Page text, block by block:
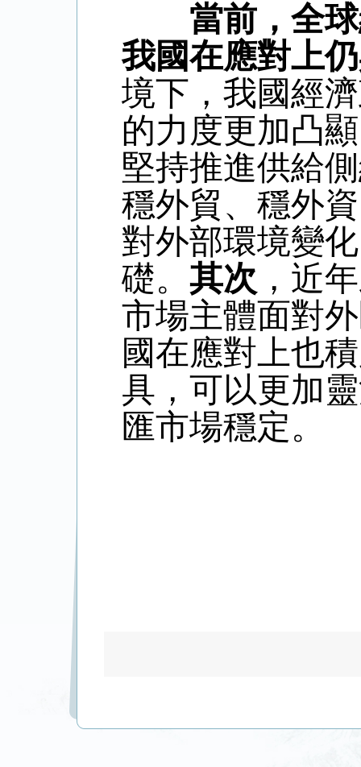
當前，全球
我國在應對上
境下，我國經
的力度更加凸
堅持推進供給
穩外貿、穩外
對外部環境變
礎。 其次 ，近
市場主體面對
國在應對上也
具，可以更加
匯市場穩定。